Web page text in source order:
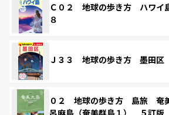
Ｃ０２ 地球の歩き方 ハワイ
８
Ｊ３３ 地球の歩き方 墨田区
０２ 地球の歩き方 島旅 奄
呂麻島（奄美群島１） ５訂版